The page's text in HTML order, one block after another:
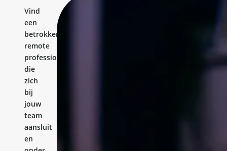
Vind
een
betrokken
remote
professional
die
zich
bij
jouw
team
aansluit
en